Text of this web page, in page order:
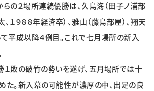
らの２場所連続優勝は、久島海（田子ノ浦部
１９８８年経済卒）、雅山（藤島部屋）、翔天
て平成以降４例目。これで七月場所の新入
１敗の破竹の勢いを遂げ、五月場所では十
た。新入幕の可能性が濃厚の中、出足の良